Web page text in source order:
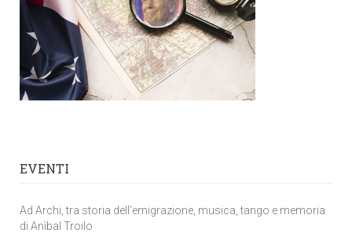
EVENTI
Ad Archi, tra storia dell’emigrazione, musica, tango e memoria
di Anìbal Troilo